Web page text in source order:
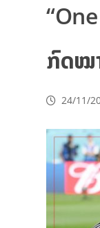
ກົດໝ
24/11/